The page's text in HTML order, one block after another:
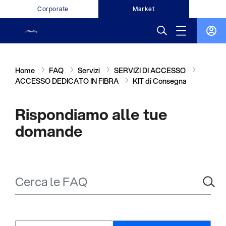
Corporate Market
Home FAQ Servizi
SERVIZI DI ACCESSO
ACCESSO DEDICATO IN FIBRA
KIT di Consegna
Rispondiamo alle tue
domande